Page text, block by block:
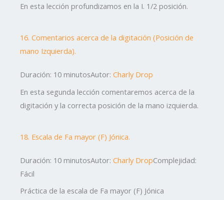
En esta lección profundizamos en la I. 1/2 posición.
16. Comentarios acerca de la digitación (Posición de
mano Izquierda).
Duración: 10 minutosAutor: Charly Drop
En esta segunda lección comentaremos acerca de la
digitación y la correcta posición de la mano izquierda.
18. Escala de Fa mayor (F) Jónica.
Duración: 10 minutosAutor: Charly DropComplejidad:
Fácil
Práctica de la escala de Fa mayor (F) Jónica